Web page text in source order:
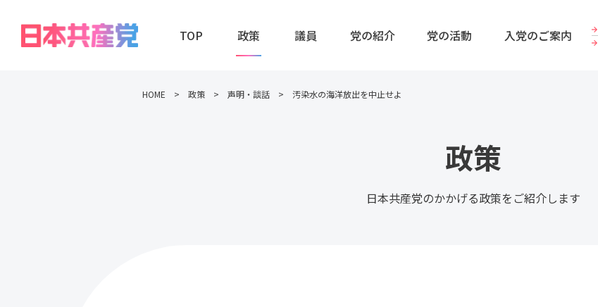
TOP 政策 議員 党の紹介 党の活動 入党のご案内
HOME 政策 声明・談話 汚染水の海洋放出を中止せよ
政策
日本共産党のかかげる政策をご紹介します